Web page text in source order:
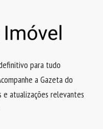
para tudo
a Gazeta do
atualizações relevantes